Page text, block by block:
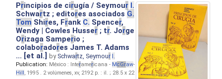
Principios de cirugía / Seymour I.
Schwartz ; editores asociados G.
Tom Shires, Frank C. Spencer,
Wendy | Cowles Husser ; tr. Jorge
Orizaga Samperio ;
colaboradores James T. Adams
... [et al.]by Schwartz, Seymour I.
Publication: México : Interamericana - McGraw-
Hill, 1995 . 2 volúmenes, xv, 2192 p. : il. ; 28.5 x 22